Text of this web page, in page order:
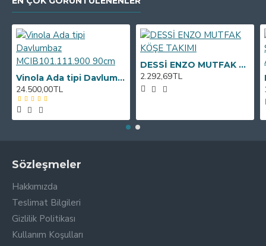
Vinola Ada tipi Davlumbaz MCIB101.111.900 90cm
24.500,00TL
DESSİ ENZO MUTFAK KÖŞE TAKIMI
2.292,69TL
Sözleşmeler
Hakkımızda
Teslimat Bilgileri
Gizlilik Politikası
Kullanım Koşulları